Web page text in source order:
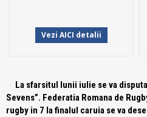
Vezi AICI detalii
La sfarsitul lunii iulie se va
Sevens”. Federatia Romana de
rugby in 7 la finalul caruia se va